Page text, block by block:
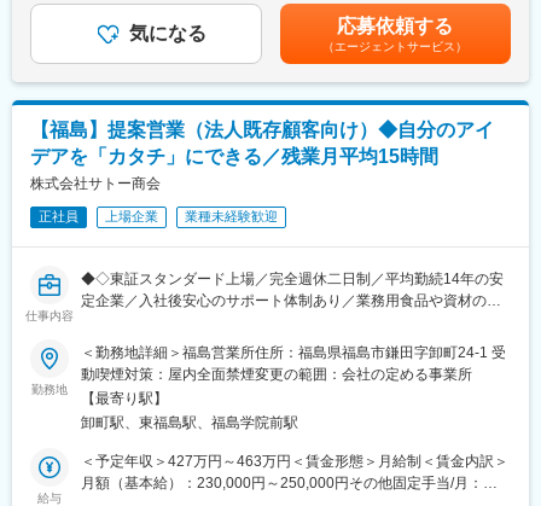
活躍を期待しています。
使用される非常に細かい粉末状の材料です。見た目は白い粉です
が、スマートフォンやパソコン、自動車、AI機器などの内部に搭
載される半導体の性能や耐久性を支える重要な役割を担っていま
す。
■ポジションの魅力
◇世界中の電子機器を支える仕事
当社が製造する材料は、スマートフォンやパソコン、自動車、AI
関連機器などに使用される半導体の製造に欠かせません。世界中
の最先端技術を支えるモノづくりに携われます。
されています。国内だけでなく海外にも事業を展開しているた
め、安定した経営基盤があります。
変更の範囲：会社の定める業務
・既存顧客中心で、長期的な信頼関係を築く営業スタイル
・業界内で高い知名度と信頼があり、営業しやすい環境
・100万点超の豊富な商品から、柔軟な提案が可能
・全国に営業拠点を持つスケールでありつつ、地域密着型の営業
スタイル
・現場経験や商材知見を、「提案力」という形で活かせます
■就業環境：
・年間休日120日（土日祝休み）、有給が取得しやすい
・転勤は基本なし。地域に根差して腰を据えて働ける
■業務詳細：※経験・適性により、以下いずれか担当
工事内容や現場状況を理解した上で提案する営業スタイルです。
【水道資材部門】
公共性が高く、景気変動に強い分野
・顧客：水道工事会社向け
・商材：パイプ・バルブ・ポンプ等
【住宅設備部門】
「住まいづくり」に深く関われる提案
営業職／月収32万円（入社5年目）年収620万円／42歳営業職／月
収36万円（入社7年目）年収850万円／43歳所長職／月収57万円
（入社10年目）賃金はあくまでも目安の金額であり、選考を通じ
て上下する可能性があります。月給(月額)は固定手当を含めた表記
です。
気になる 応募依頼する
（エージェントサービス）
【福島】提案営業（法人既存顧客向け）◆自分のアイ
デアを「カタチ」にできる／残業月平均15時間
株式会社サトー商会
正社員 上場企業 業種未経験歓迎
仕事内容
◆◇東証スタンダード上場／完全週休二日制／平均勤続14年の安
定企業／入社後安心のサポート体制あり／業務用食品や資材の提
■仕事内容：
小・中学校、給食センター、ホテル、旅館、施設、県内スーパー
等を中心に、食材・メニュー等のご提案を通じてお客様をサポー
トします。ご要望のヒアリング、食材・メニューのご提案、商品
のご紹介、見積書の作成などを行います。
勤務地
＜勤務地詳細＞福島営業所住所：福島県福島市鎌田字卸町24-1 受
動喫煙対策：屋内全面禁煙変更の範囲：会社の定める事業所
【最寄り駅】
卸町駅、東福島駅、福島学院前駅
給与
＜予定年収＞427万円～463万円＜賃金形態＞月給制＜賃金内訳＞
月額（基本給）：230,000円～250,000円その他固定手当/月：